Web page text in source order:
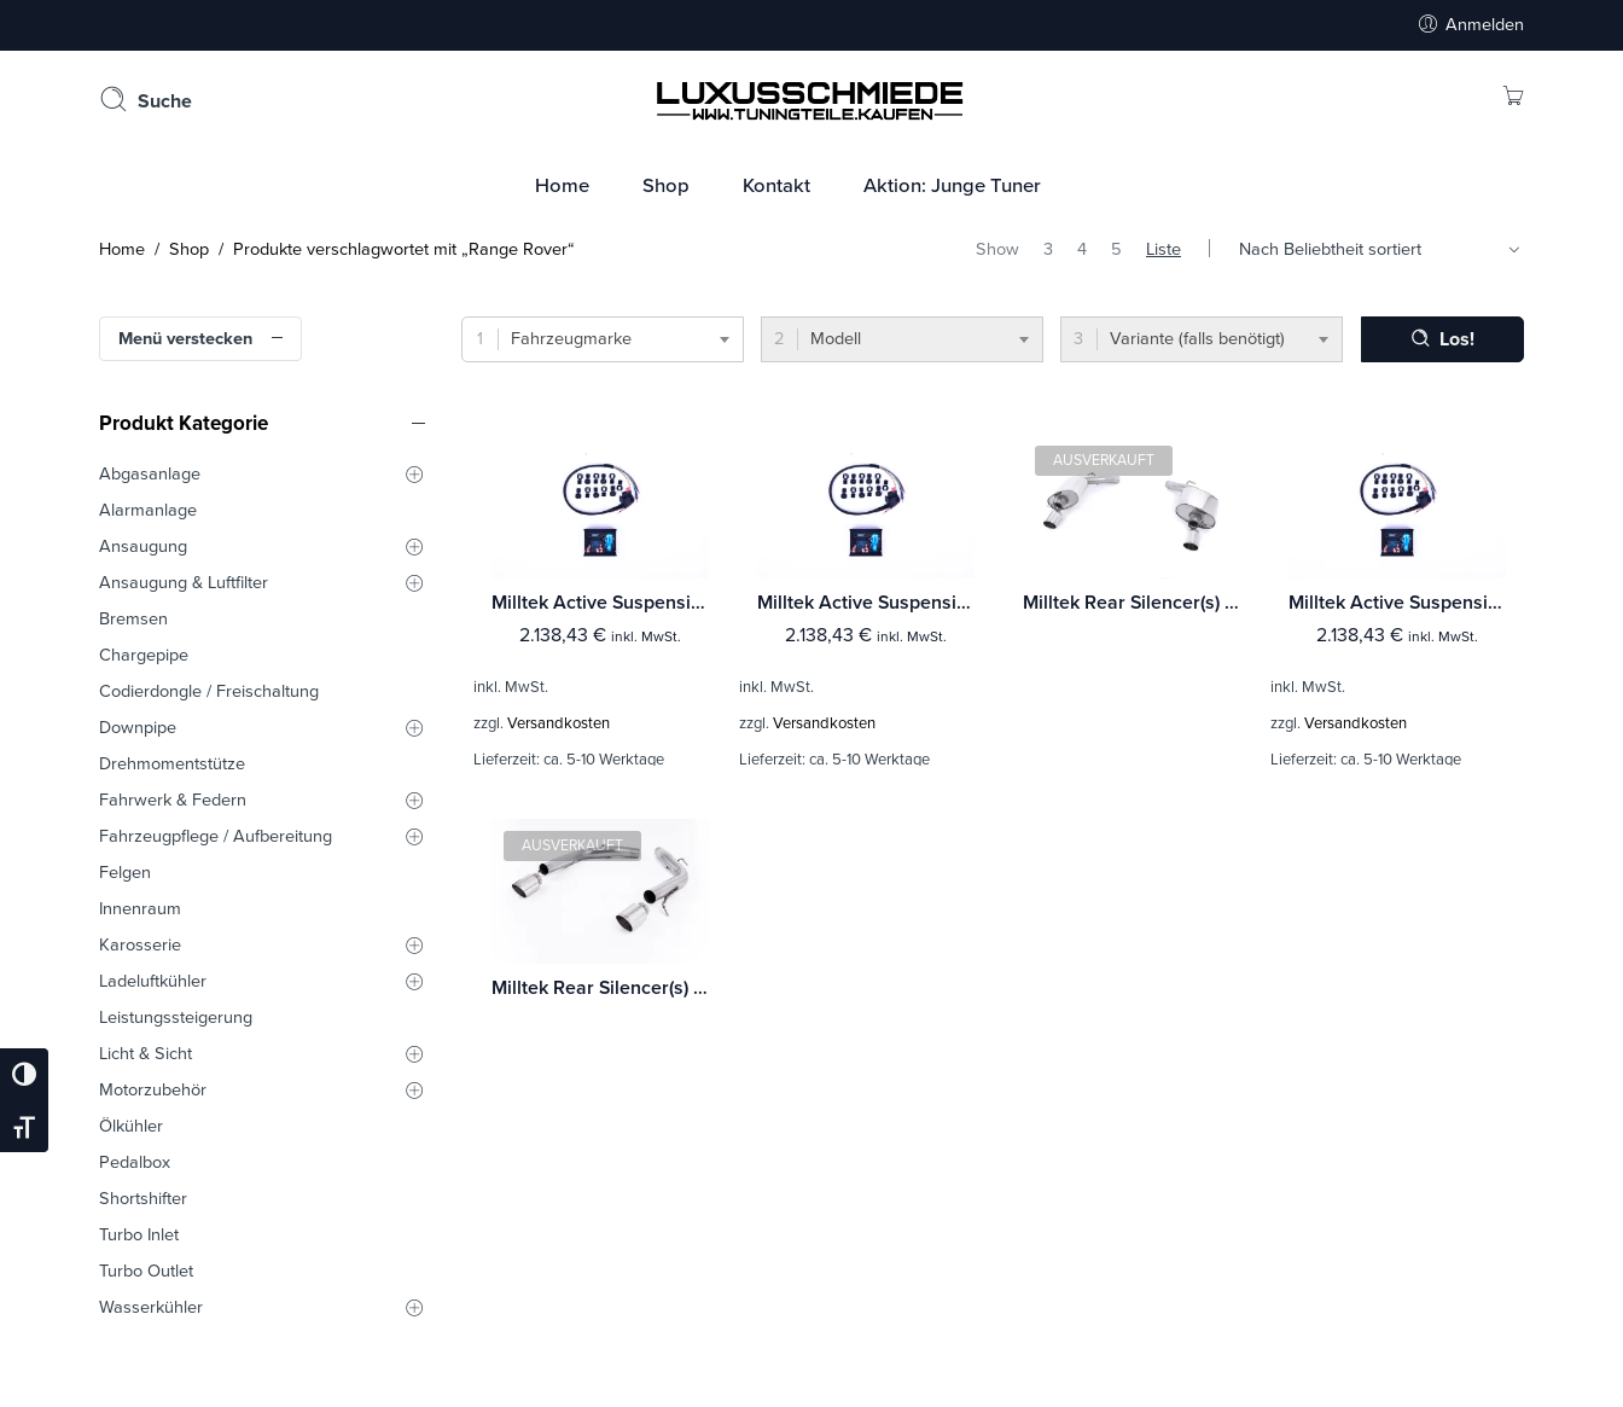
Umschalten Auf Hohe Kontraste
Schrift Vergrößern
Anmelden
Suche
Home Shop Kontakt Aktion: Junge Tuner
Home / Shop / Produkte verschlagwortet mit „Range Rover“ Show 3 4 5 Liste
Menü verstecken Fahrzeugmarke Modell Variante (falls benötigt) Los!
Milltek Active Suspension Control Range Rover Vogue 3.0 V6 & 4.4 V8 Diesel 3.0 V6 & 5.0 V8 Super Chargered Petrol
2.138,43 € inkl. MwSt.
inkl. MwSt.
zzgl. Versandkosten
Lieferzeit: ca. 5-10 Werktage
Milltek Active Suspension Control Range Rover Velar D180 - D300 Diesels & P300 - P380 Petrol
2.138,43 € inkl. MwSt.
inkl. MwSt.
zzgl. Versandkosten
Lieferzeit: ca. 5-10 Werktage
AUSVERKAUFT
Milltek Rear Silencer(s) Range Rover Sport 5.0 Supercharged (L494) (Pre-facelift Only)
Milltek Active Suspension Control Range Rover Sport 3.0TDV6 4.4TDV8 Diesel & 5.0 Super Charged
2.138,43 € inkl. MwSt.
inkl. MwSt.
zzgl. Versandkosten
Lieferzeit: ca. 5-10 Werktage
AUSVERKAUFT
Milltek Rear Silencer(s) Range Rover Sport 3.0 TDV6 & 4.4 TDV8 Diesel (L494) (Pre-facelift Only)
Produkt Kategorie
Abgasanlage
Alarmanlage
Ansaugung
Ansaugung & Luftfilter
Bremsen
Chargepipe
Codierdongle / Freischaltung
Downpipe
Drehmomentstütze
Fahrwerk & Federn
Fahrzeugpflege / Aufbereitung
Felgen
Innenraum
Karosserie
Ladeluftkühler
Leistungssteigerung
Licht & Sicht
Motorzubehör
Ölkühler
Pedalbox
Shortshifter
Turbo Inlet
Turbo Outlet
Wasserkühler